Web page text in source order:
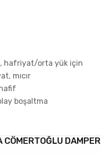
hafriyat/orta yük için
mıcır
boşaltma
CÖMERTOĞLU DAMPER